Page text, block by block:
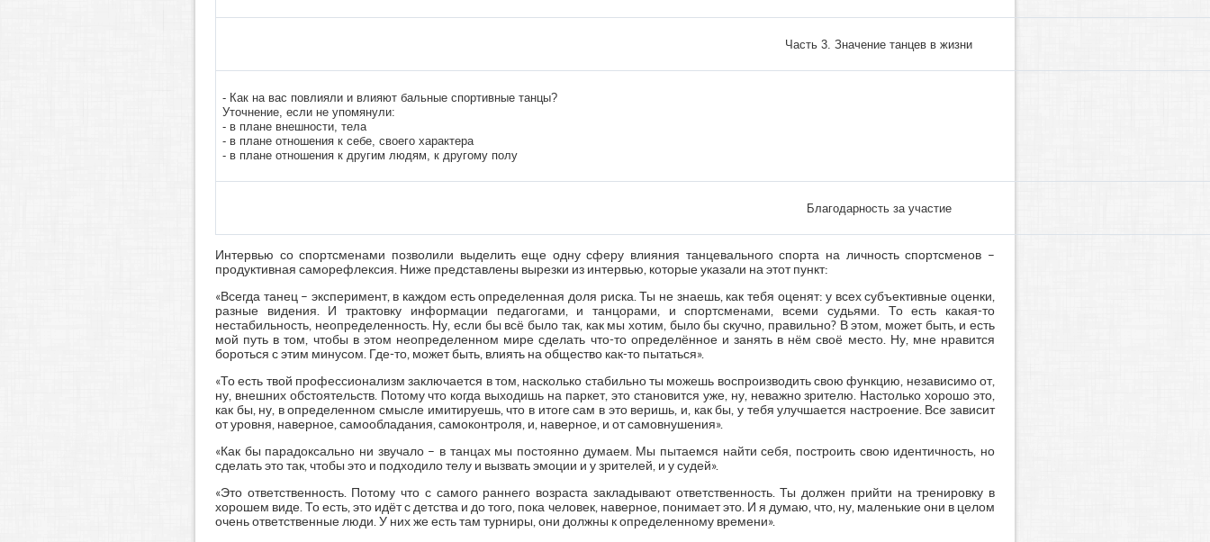
Часть 3. Значение танцев в жизни
- Как на вас повлияли и влияют бальные спортивные танцы?
Уточнение, если не упомянули:
- в плане внешности, тела
- в плане отношения к себе, своего характера
- в плане отношения к другим людям, к другому полу
Благодарность за участие
Интервью со спортсменами позволили выделить еще одну сферу влияния танцевального спорта на личность спортсменов –
продуктивная саморефлексия. Ниже представлены вырезки из интервью, которые указали на этот пункт:
«Всегда танец – эксперимент, в каждом есть определенная доля риска. Ты не знаешь, как тебя оценят: у всех субъективные оценки,
разные видения. И трактовку информации педагогами, и танцорами, и спортсменами, всеми судьями. То есть какая-то
нестабильность, неопределенность. Ну, если бы всё было так, как мы хотим, было бы скучно, правильно? В этом, может быть, и есть
мой путь в том, чтобы в этом неопределенном мире сделать что-то определённое и занять в нём своё место. Ну, мне нравится
бороться с этим минусом. Где-то, может быть, влиять на общество как-то пытаться».
«То есть твой профессионализм заключается в том, насколько стабильно ты можешь воспроизводить свою функцию, независимо от,
ну, внешних обстоятельств. Потому что когда выходишь на паркет, это становится уже, ну, неважно зрителю. Настолько хорошо это,
как бы, ну, в определенном смысле имитируешь, что в итоге сам в это веришь, и, как бы, у тебя улучшается настроение. Все зависит
от уровня, наверное, самообладания, самоконтроля, и, наверное, и от самовнушения».
«Как бы парадоксально ни звучало – в танцах мы постоянно думаем. Мы пытаемся найти себя, построить свою идентичность, но
сделать это так, чтобы это и подходило телу и вызвать эмоции и у зрителей, и у судей».
«Это ответственность. Потому что с самого раннего возраста закладывают ответственность. Ты должен прийти на тренировку в
хорошем виде. То есть, это идёт с детства и до того, пока человек, наверное, понимает это. И я думаю, что, ну, маленькие они в целом
очень ответственные люди. У них же есть там турниры, они должны к определенному времени».